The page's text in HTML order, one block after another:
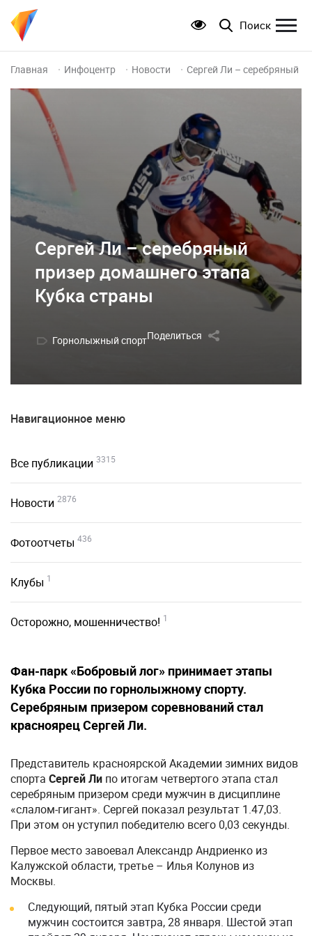
Поиск
Главная Инфоцентр Новости Сергей Ли – серебряный
Сергей Ли – серебряный
призер домашнего этапа
Кубка страны
Горнолыжный спортПоделиться
Навигационное меню
Все публикации 3315
Новости 2876
Фотоотчеты 436
Клубы 1
Осторожно, мошенничество! 1
Фан-парк «Бобровый лог» принимает этапы
Кубка России по горнолыжному спорту.
Серебряным призером соревнований стал
красноярец Сергей Ли.
Представитель красноярской Академии зимних видов
спорта Сергей Ли по итогам четвертого этапа стал
серебряным призером среди мужчин в дисциплине
«слалом-гигант». Сергей показал результат 1.47,03.
При этом он уступил победителю всего 0,03 секунды.
Первое место завоевал Александр Андриенко из
Калужской области, третье – Илья Колунов из
Москвы.
Следующий, пятый этап Кубка России среди
мужчин состоится завтра, 28 января. Шестой этап